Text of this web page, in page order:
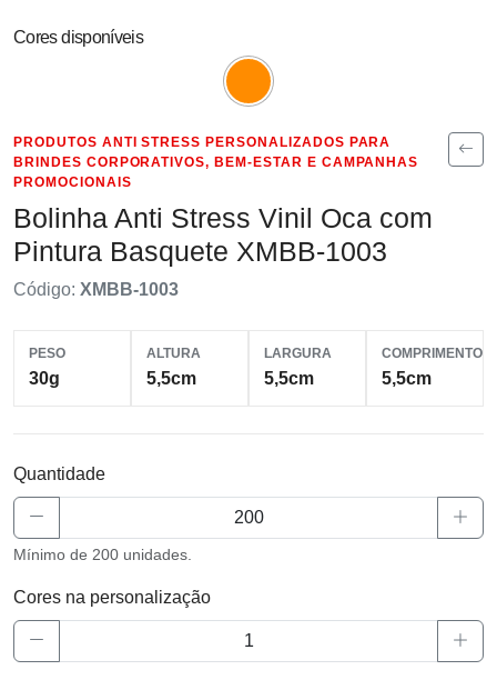
Cores disponíveis
PRODUTOS ANTI STRESS PERSONALIZADOS PARA
BRINDES CORPORATIVOS, BEM-ESTAR E CAMPANHAS
PROMOCIONAIS
Bolinha Anti Stress Vinil Oca com
Pintura Basquete XMBB-1003
Código: XMBB-1003
PESO
30g
ALTURA
5,5cm
LARGURA
5,5cm
COMPRIMENTO
5,5cm
Quantidade
Mínimo de 200 unidades.
Cores na personalização